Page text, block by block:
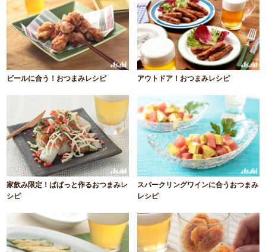
ビールに合う！おつまみレシピ アウトドア！おつまみレシピ
家飲み限定！ぱぱっと作るおつまみレ
シピ
スパークリングワインに合うおつまみ
レシピ